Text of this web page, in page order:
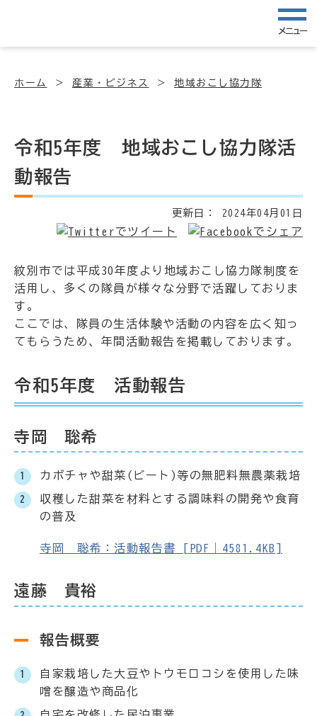
メニュー
ホーム 産業・ビジネス 地域おこし協力隊
令和5年度 地域おこし協力隊活
動報告
更新日： 2024年04月01日
紋別市では平成30年度より地域おこし協力隊制度を
活用し、多くの隊員が様々な分野で活躍しておりま
す。
ここでは、隊員の生活体験や活動の内容を広く知っ
てもらうため、年間活動報告を掲載しております。
令和5年度 活動報告
寺岡 聡希
カボチャや甜菜(ビート)等の無肥料無農薬栽培
収穫した甜菜を材料とする調味料の開発や食育
の普及
寺岡 聡希：活動報告書 [PDF｜4581.4KB]
遠藤 貴裕
報告概要
自家栽培した大豆やトウモロコシを使用した味
噌を醸造や商品化